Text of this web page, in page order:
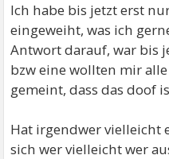
Ich habe bis jetzt erst
eingeweiht, was ich
Antwort darauf, war bis
bzw eine wollten mir
gemeint, dass das doof
Hat irgendwer vielleicht
sich wer vielleicht wer